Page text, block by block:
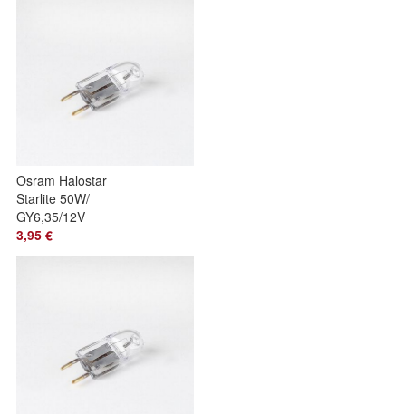
Osram Halostar
Starlite 50W/
GY6,35/12V
Halogen
Leuchtmittel 64400
3,95 €